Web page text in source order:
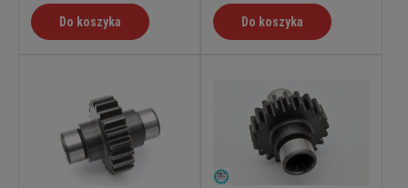
Do koszyka Do koszyka